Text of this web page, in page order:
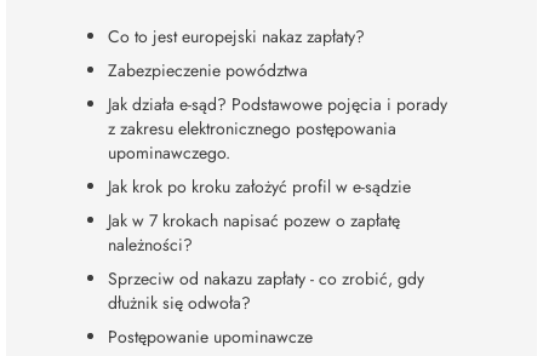
Co to jest europejski nakaz zapłaty?
Zabezpieczenie powództwa
Jak działa e-sąd? Podstawowe pojęcia i porady
z zakresu elektronicznego postępowania
upominawczego.
Jak krok po kroku założyć profil w e-sądzie
Jak w 7 krokach napisać pozew o zapłatę
należności?
Sprzeciw od nakazu zapłaty - co zrobić, gdy
dłużnik się odwoła?
Postępowanie upominawcze